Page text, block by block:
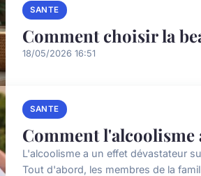
SANTE
Comment choisir la
18/05/2026 16:51
SANTE
Comment
L'alcoolisme a un effet dévastateur
Tout d'abord, les membres de la